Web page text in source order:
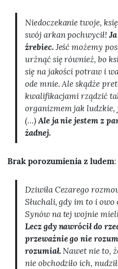
Niedoczekanie twoje,
swój arkan pochwycił!
źrebiec.Jeść możemy
urżnąć się również, bo
się na jakości potraw i
ode mnie. Ale skądże
kwalifikacjami rządzić
organizmem jak ludzkie,
(…)Ale ja nie jestem z
żadnej.
Brak porozumienia z ludem:
Dziwiła Cezarego
Słuchali, gdy im to i owo
Synów na tej wojnie
Lecz gdy nawrócił do
przeważnie go nie
rozumiał.Nawet nie to,
nie obchodziło ich,